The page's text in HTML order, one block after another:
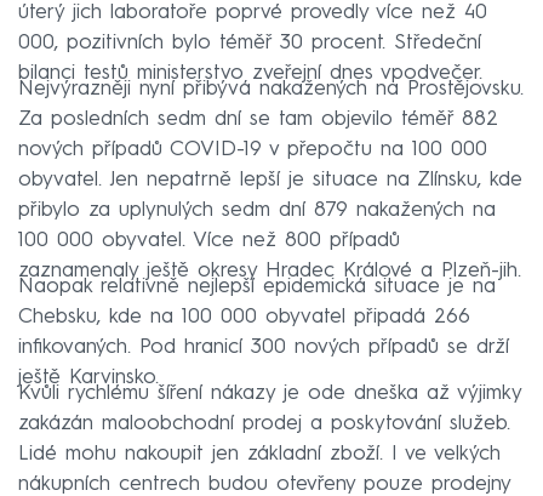
úterý jich laboratoře poprvé provedly více než 40
000, pozitivních bylo téměř 30 procent. Středeční
bilanci testů ministerstvo zveřejní dnes vpodvečer.
Nejvýrazněji nyní přibývá nakažených na Prostějovsku.
Za posledních sedm dní se tam objevilo téměř 882
nových případů COVID-19 v přepočtu na 100 000
obyvatel. Jen nepatrně lepší je situace na Zlínsku, kde
přibylo za uplynulých sedm dní 879 nakažených na
100 000 obyvatel. Více než 800 případů
zaznamenaly ještě okresy Hradec Králové a Plzeň-jih.
Naopak relativně nejlepší epidemická situace je na
Chebsku, kde na 100 000 obyvatel připadá 266
infikovaných. Pod hranicí 300 nových případů se drží
ještě Karvinsko.
Kvůli rychlému šíření nákazy je ode dneška až výjimky
zakázán maloobchodní prodej a poskytování služeb.
Lidé mohu nakoupit jen základní zboží. I ve velkých
nákupních centrech budou otevřeny pouze prodejny